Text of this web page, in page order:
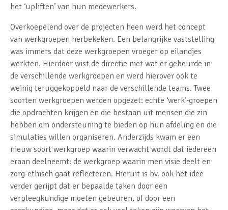
het ‘upliften’ van hun medewerkers.
Overkoepelend over de projecten heen werd het concept
van werkgroepen herbekeken. Een belangrijke vaststelling
was immers dat deze werkgroepen vroeger op eilandjes
werkten. Hierdoor wist de directie niet wat er gebeurde in
de verschillende werkgroepen en werd hierover ook te
weinig teruggekoppeld naar de verschillende teams. Twee
soorten werkgroepen werden opgezet: echte ‘werk’-groepen
die opdrachten krijgen en die bestaan uit mensen die zin
hebben om ondersteuning te bieden op hun afdeling en die
simulaties willen organiseren. Anderzijds kwam er een
nieuw soort werkgroep waarin verwacht wordt dat iedereen
eraan deelneemt: de werkgroep waarin men visie deelt en
zorg-ethisch gaat reflecteren. Hieruit is bv. ook het idee
verder gerijpt dat er bepaalde taken door een
verpleegkundige moeten gebeuren, of door een